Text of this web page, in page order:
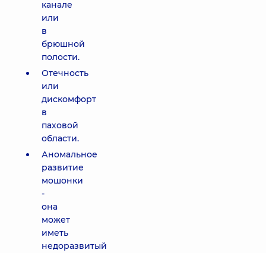
канале
или
в
брюшной
полости.
Отечность
или
дискомфорт
в
паховой
области.
Аномальное
развитие
мошонки
-
она
может
иметь
недоразвитый